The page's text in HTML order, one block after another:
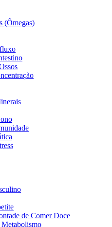
(Ômegas)
de Comer Doce